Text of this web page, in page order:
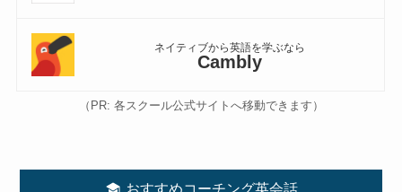
ネイティブから英語を学ぶなら
Cambly
（PR: 各スクール公式サイトへ移動できます）
おすすめコーチング英会話